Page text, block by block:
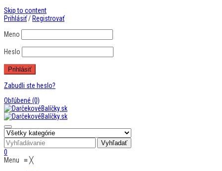
Skip to content
Prihlásiť/ Registrovať
Meno
Heslo
Zabudli ste heslo?
Obľúbené (0)
0
Menu ≡╳